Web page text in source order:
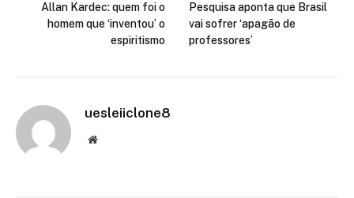
Allan Kardec: quem foi o
homem que ‘inventou’ o
espiritismo
Pesquisa aponta que Brasil
vai sofrer ‘apagão de
professores’
uesleiiclone8
Website